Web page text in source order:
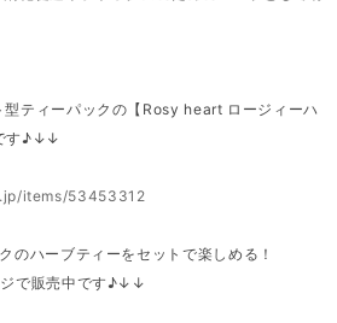
ティーパックの【Rosy heart ロージィーハ
す♪↓↓
items/53453312
のハーブティーをセットで楽しめる！
ジで販売中です♪↓↓